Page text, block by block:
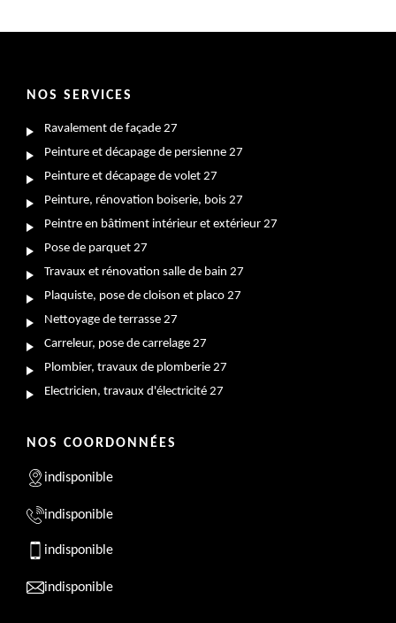
NOS SERVICES
Ravalement de façade 27
Peinture et décapage de persienne 27
Peinture et décapage de volet 27
Peinture, rénovation boiserie, bois 27
Peintre en bâtiment intérieur et extérieur 27
Pose de parquet 27
Travaux et rénovation salle de bain 27
Plaquiste, pose de cloison et placo 27
Nettoyage de terrasse 27
Carreleur, pose de carrelage 27
Plombier, travaux de plomberie 27
Electricien, travaux d'électricité 27
NOS COORDONNÉES
indisponible
indisponible
indisponible
indisponible